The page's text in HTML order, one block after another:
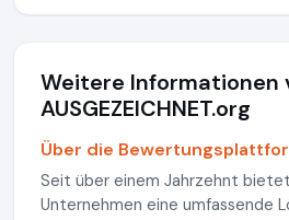
Weitere Informationen
AUSGEZEICHNET.org
Über die
Seit über einem Jahrzehnt bietet
Unternehmen eine umfassende